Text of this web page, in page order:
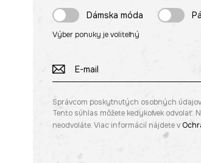
Dámska móda
Výber ponuky je voliteľný
Správcom poskytnutých osobných údajov
Tento súhlas môžete kedykoľvek odvolať.
neodvoláte. Viac informácií nájdete v